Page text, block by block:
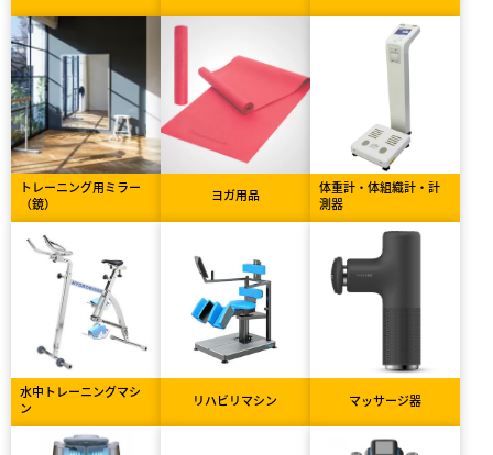
トレーニング用ミラー
（鏡）
ヨガ用品
体重計・体組織計・計
測器
水中トレーニングマシ
ン
リハビリマシン マッサージ器